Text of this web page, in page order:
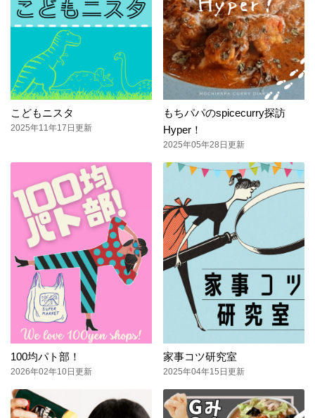
こどもニスタ
2025年11年17日更新
もちパパのspicecurry探訪
Hyper！
2025年05年28日更新
100均パト部！
2026年02年10日更新
家事コツ研究室
2025年04年15日更新